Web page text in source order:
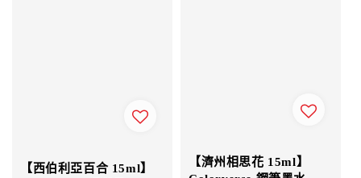
【西伯利亞百合 15ml】
【濟州相思花 15ml】